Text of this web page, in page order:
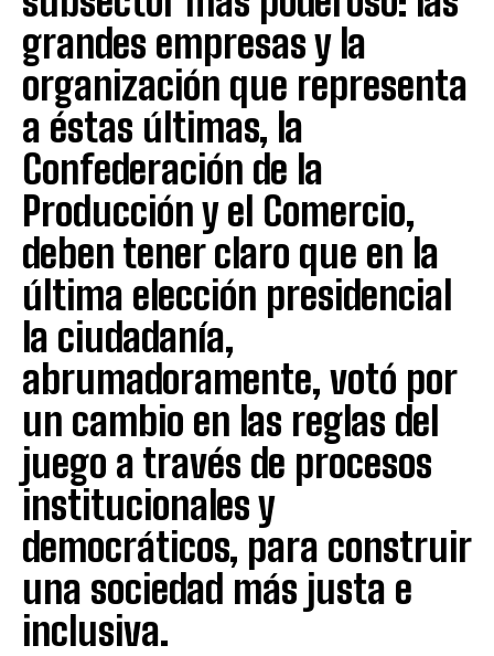
grandes empresas y la
organización que representa
a éstas últimas, la
Confederación de la
Producción y el Comercio,
deben tener claro que en la
última elección presidencial
la ciudadanía,
abrumadoramente, votó por
un cambio en las reglas del
juego a través de procesos
institucionales y
democráticos, para construir
una sociedad más justa e
inclusiva.